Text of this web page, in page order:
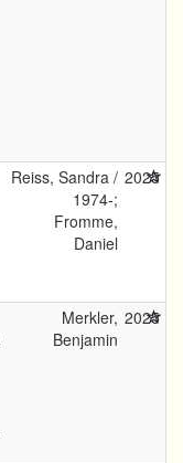
Reiss, Sandra /
1974-;
Fromme,
Daniel
2025
Merkler,
Benjamin
2025